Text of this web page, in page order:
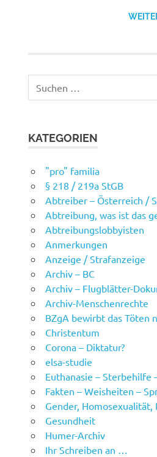
nach:
KATEGORIEN
"pro" familia
§ 218 / 219a StGB
Abtreiber – Österreich /
Abtreibung, was ist das
Abtreibungslobbyisten
Anmerkungen
Anzeige / Strafanzeige
Archiv – BC
Archiv – Flugblätter-
Archiv-Menschenrechte
BZgA bewirbt das Töten
Christentum
Corona – Diktatur?
elsa-studie
Euthanasie – Sterbehilfe
Fakten – Weisheiten –
Gender, Homosexualität,
Gesundheit
Humer-Archiv
Ihr Schreiben an …